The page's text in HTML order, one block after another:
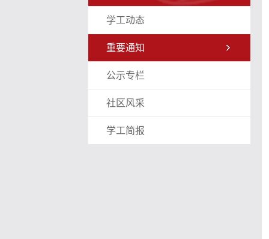
学工动态
重要通知
公示专栏
社区风采
学工简报